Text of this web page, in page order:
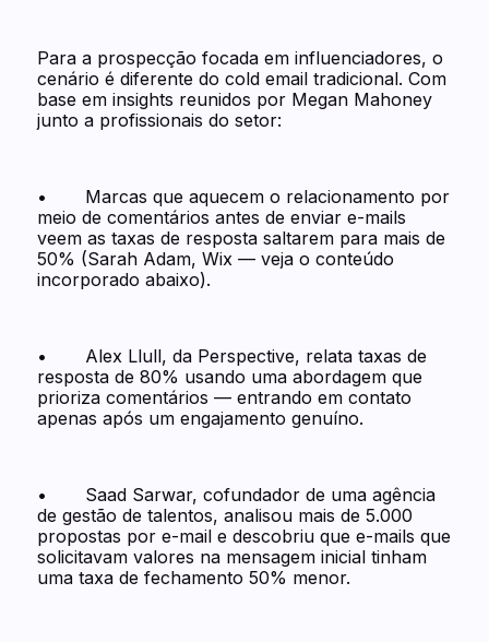
Para a prospecção focada em influenciadores, o
cenário é diferente do cold email tradicional. Com
base em insights reunidos por Megan Mahoney
junto a profissionais do setor:
• Marcas que aquecem o relacionamento por
meio de comentários antes de enviar e-mails
veem as taxas de resposta saltarem para mais de
50% (Sarah Adam, Wix — veja o conteúdo
incorporado abaixo).
• Alex Llull, da Perspective, relata taxas de
resposta de 80% usando uma abordagem que
prioriza comentários — entrando em contato
apenas após um engajamento genuíno.
• Saad Sarwar, cofundador de uma agência
de gestão de talentos, analisou mais de 5.000
propostas por e-mail e descobriu que e-mails que
solicitavam valores na mensagem inicial tinham
uma taxa de fechamento 50% menor.